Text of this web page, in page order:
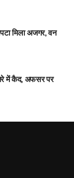
मिला अजगर, वन
में कैद, अफसर पर